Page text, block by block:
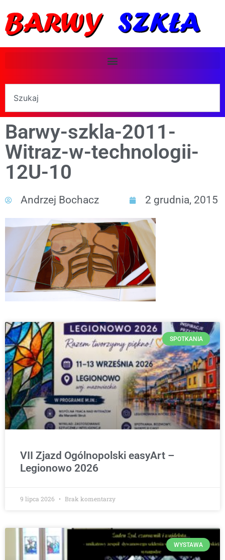
Barwy-szkla-2011-
Witraz-w-technologii-
12U-10
Andrzej Bochacz 2 grudnia, 2015
SPOTKANIA
VII Zjazd Ogólnopolski easyArt –
Legionowo 2026
9 lipca 2026 Brak komentarzy
WYSTAWA